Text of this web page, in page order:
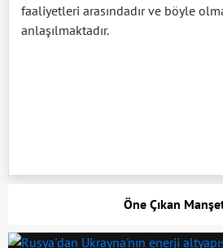
faaliyetleri arasındadır ve böyle
anlaşılmaktadır.
Öne Çıkan